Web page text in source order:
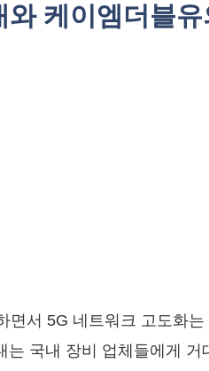
케이엠더블
서 5G 네트워크 고도화
국내 장비 업체들에게